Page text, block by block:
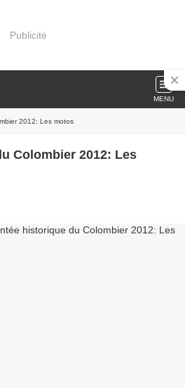
Publicité
MENU
2012: Les motos
Colombier 2012: Les